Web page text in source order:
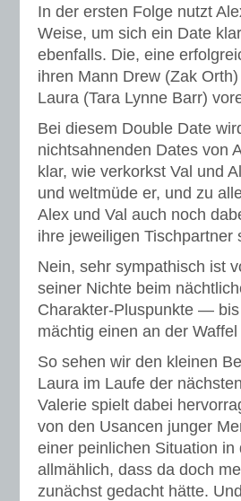
In der ersten Folge nutzt
Weise, um sich ein Date
ebenfalls. Die, eine
ihren Mann Drew (Zak
Laura (Tara Lynne Barr)
Bei diesem Double Date
nichtsahnenden Dates von
klar, wie verkorkst Val und
und weltmüde er, und zu
Alex und Val auch noch
ihre jeweiligen Tischpartner
Nein, sehr sympathisch ist
seiner Nichte beim
Charakter-Pluspunkte —
mächtig einen an der
So sehen wir den kleinen
Laura im Laufe der
Valerie spielt dabei
von den Usancen junger
einer peinlichen Situation
allmählich, dass da doch
zunächst gedacht hätte.